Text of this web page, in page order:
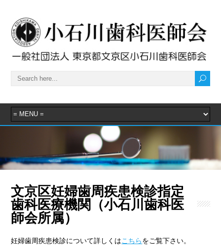
文京区妊婦歯周疾患検診指定
歯科医療機関（小石川歯科医
師会所属）
妊婦歯周疾患検診について詳しくはこちらをご覧下さい。